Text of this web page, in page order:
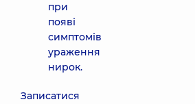
при
появі
симптомів
ураження
нирок.
Записатися